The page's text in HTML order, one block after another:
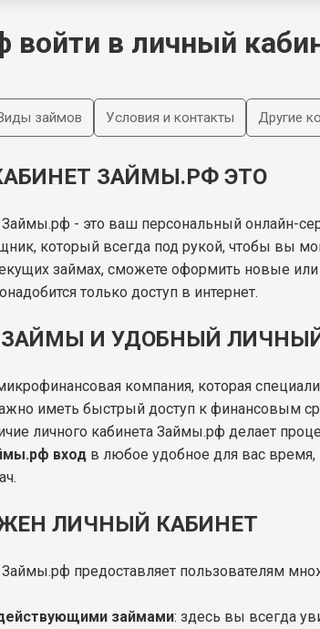
в личный
займов Условия и контакты Другие
ЗАЙМЫ.РФ ЭТО
- это ваш персональный онлайн-
который всегда под рукой, чтобы вы
займах, сможете оформить новые
только доступ в интернет.
И УДОБНЫЙ
компания, которая
иметь быстрый доступ к финансовым
личного кабинета Займы.рф делает
вход в любое удобное для вас
ЛИЧНЫЙ КАБИНЕТ
предоставляет пользователям
займами: здесь вы всегда